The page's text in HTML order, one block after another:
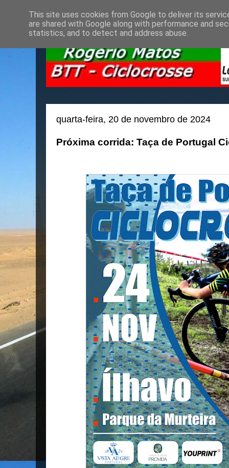
quarta-feira, 20 de novembro de 2024
Próxima corrida: Taça de Portugal
This site uses cookies from Google to deliver its
are shared with Google along with performance and
statistics, and to detect and address abuse.